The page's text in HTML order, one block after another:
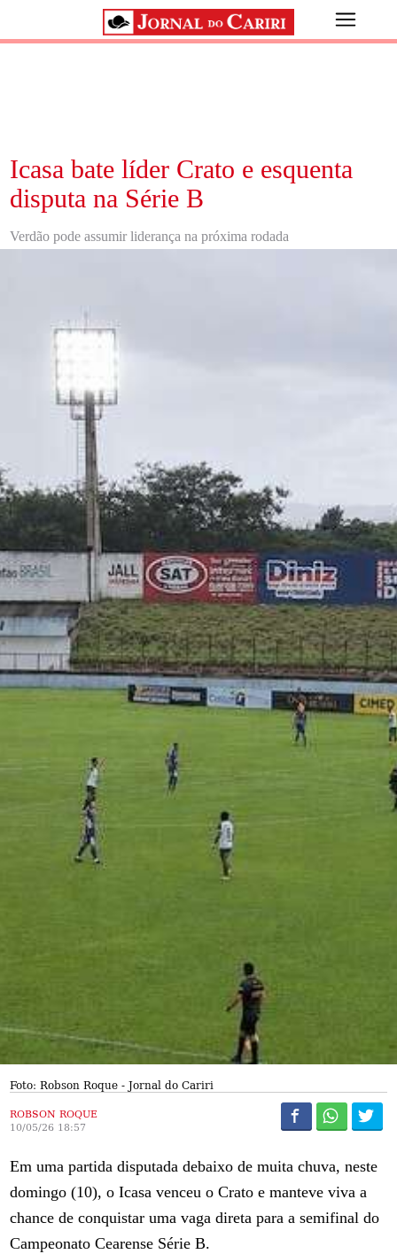
Icasa bate líder Crato e esquenta
disputa na Série B
Verdão pode assumir liderança na próxima rodada
Foto: Robson Roque - Jornal do Cariri
ROBSON ROQUE
10/05/26 18:57
Em uma partida disputada debaixo de muita chuva, neste
domingo (10), o Icasa venceu o Crato e manteve viva a
chance de conquistar uma vaga direta para a semifinal do
Campeonato Cearense Série B.